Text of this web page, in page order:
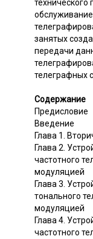
технического
занятых
передачи
телеграфных
Содержание
Предисловие
Введение
Глава 1.
Глава 2.
частотного
модуляцией
Глава 3.
тонального
модуляцией
Глава 4.
частотного